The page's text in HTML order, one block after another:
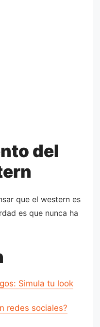
del
que el western es
es que nunca ha
Simula tu look
redes sociales?